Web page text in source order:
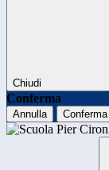
Chiudi
Conferma
Annulla Conferma